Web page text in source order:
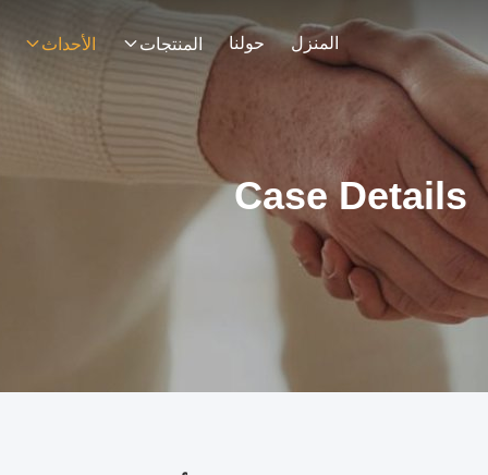
المنزل حولنا المنتجات الأحداث
Case Details